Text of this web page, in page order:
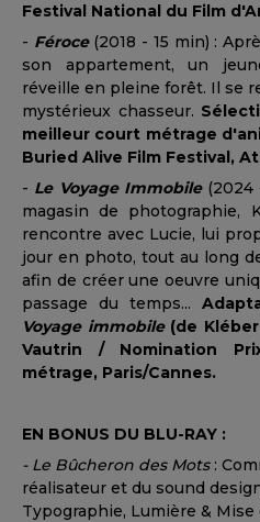
Festival National du Film
- Féroce(2018 - 15 min) :
son appartement, un
réveille en pleine forêt. Il se
mystérieux chasseur.
meilleur court métrage
Buried Alive Film Festival,
- Le Voyage Immobile (2024
magasin de photographie,
rencontre avec Lucie, lui
jour en photo, tout au long
afin de créer une oeuvre
passage du temps...
Voyage immobile(de Kléber
Vautrin / Nomination
métrage, Paris/Cannes.
EN BONUS DU BLU-RAY :
- Le Bûcheron des Mots:
réalisateur et du sound
Typographie, Lumière &